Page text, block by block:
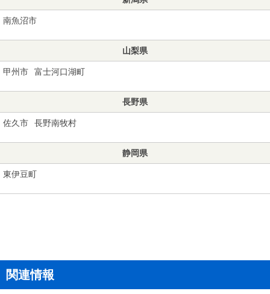
南魚沼市
山梨県
甲州市 富士河口湖町
長野県
佐久市 長野南牧村
静岡県
東伊豆町
関連情報